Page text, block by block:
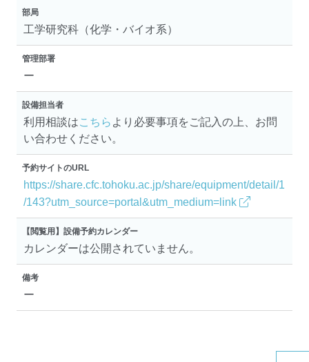
部局
工学研究科（化学・バイオ系）
管理部署
ー
設備担当者
利用相談はこちら より必要事項をご記入の上、お問
い合わせください。
予約サイトのURL
https://share.cfc.tohoku.ac.jp/share/equipment/detail/1
/143?utm_source=portal&utm_medium=link
【閲覧用】設備予約カレンダー
カレンダーは公開されていません。
備考
ー